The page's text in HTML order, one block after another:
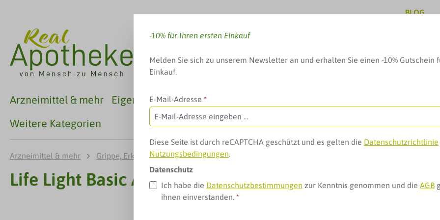
BLOG
Arzneimittel & mehr Eigenmarken Familie, Baby & mehr
Weitere Kategorien
Arzneimittel & mehr Grippe, Erkältung & mehr Immunssystem
Life Light Basic Acerola Vitamin C Lutschtabletten
-10% für Ihren ersten Einkauf
Melden Sie sich zu unserem Newsletter an und erhalten Sie einen -10% Gutschein
Einkauf.
E-Mail-Adresse *
Diese Seite ist durch reCAPTCHA geschützt und es gelten die Datenschutzrichtlinie
Nutzungsbedingungen.
Datenschutz
Ich habe die Datenschutzbestimmungen zur Kenntnis genommen und die AGB
ihnen einverstanden. *